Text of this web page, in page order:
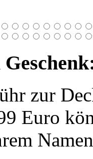
zur
Euro